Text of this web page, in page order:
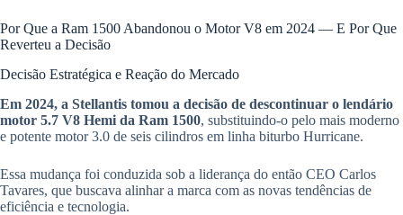
Por Que a Ram 1500 Abandonou o Motor V8 em 2024 — E Por Que
Reverteu a Decisão
Decisão Estratégica e Reação do Mercado
Em 2024, a Stellantis tomou a decisão de descontinuar o lendário
motor 5.7 V8 Hemi da Ram 1500, substituindo-o pelo mais moderno
e potente motor 3.0 de seis cilindros em linha biturbo Hurricane.
Essa mudança foi conduzida sob a liderança do então CEO Carlos
Tavares, que buscava alinhar a marca com as novas tendências de
eficiência e tecnologia.